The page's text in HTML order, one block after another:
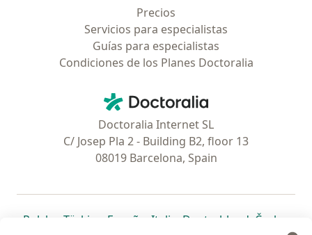
Precios
Servicios para especialistas
Guías para especialistas
Condiciones de los Planes Doctoralia
Doctoralia - Página de inicio
Doctoralia Internet SL
C/ Josep Pla 2 - Building B2, floor 13
08019 Barcelona, Spain
Polska se abre en una nueva pestaña
Türkiye se abre en una nueva pestaña
España se abre en una nueva pestaña
Italia se abre en una nueva
Deutschlandse abre en
Česko